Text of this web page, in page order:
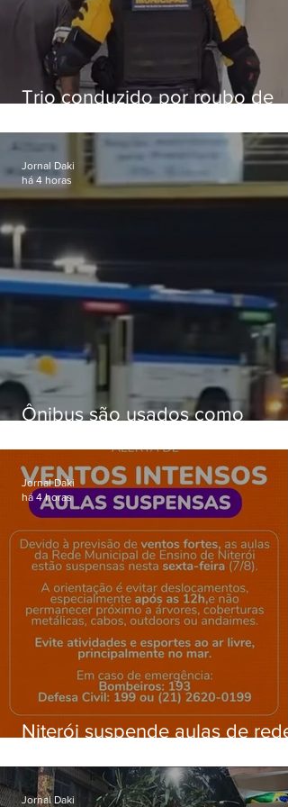
Trio conduzido por roubo de
passagens
Ônibus são usados como
Gardênia Azul
Jornal Daki
há 4 horas
Niterói suspende aulas de rede
ventos fortes nesta sexta (7)
Jornal Daki
há 4 horas
Jornal Daki